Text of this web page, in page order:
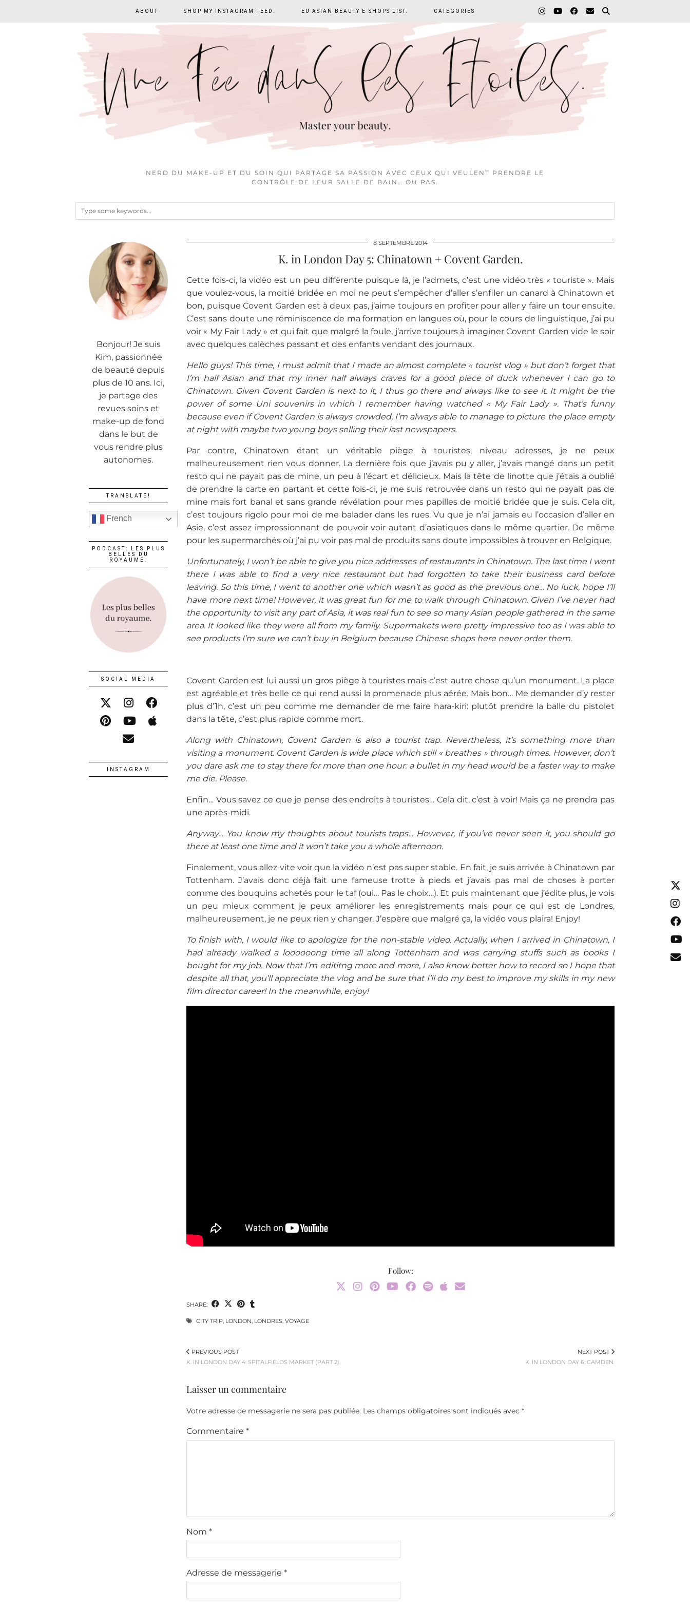
NERD DU MAKE-UP ET DU SOIN QUI PARTAGE SA PASSION AVEC CEUX QUI VEULENT PRENDRE LE
CONTRÔLE DE LEUR SALLE DE BAIN… OU PAS.
ABOUT SHOP MY INSTAGRAM FEED. EU ASIAN BEAUTY E-SHOPS LIST. CATEGORIES
8 SEPTEMBRE 2014
K. in London Day 5: Chinatown + Covent Garden.
Cette fois-ci, la vidéo est un peu différente puisque là, je l’admets, c’est une vidéo très « touriste ». Mais
que voulez-vous, la moitié bridée en moi ne peut s’empêcher d’aller s’enfiler un canard à Chinatown et
bon, puisque Covent Garden est à deux pas, j’aime toujours en profiter pour aller y faire un tour ensuite.
C’est sans doute une réminiscence de ma formation en langues où, pour le cours de linguistique, j’ai pu
voir « My Fair Lady » et qui fait que malgré la foule, j’arrive toujours à imaginer Covent Garden vide le soir
avec quelques calèches passant et des enfants vendant des journaux.
Hello guys! This time, I must admit that I made an almost complete « tourist vlog » but don’t forget that
I’m half Asian and that my inner half always craves for a good piece of duck whenever I can go to
Chinatown. Given Covent Garden is next to it, I thus go there and always like to see it. It might be the
power of some Uni souvenirs in which I remember having watched « My Fair Lady ». That’s funny
because even if Covent Garden is always crowded, I’m always able to manage to picture the place empty
at night with maybe two young boys selling their last newspapers.
Par contre, Chinatown étant un véritable piège à touristes, niveau adresses, je ne peux
malheureusement rien vous donner. La dernière fois que j’avais pu y aller, j’avais mangé dans un petit
resto qui ne payait pas de mine, un peu à l’écart et délicieux. Mais la tête de linotte que j’étais a oublié
de prendre la carte en partant et cette fois-ci, je me suis retrouvée dans un resto qui ne payait pas de
mine mais fort banal et sans grande révélation pour mes papilles de moitié bridée que je suis. Cela dit,
c’est toujours rigolo pour moi de me balader dans les rues. Vu que je n’ai jamais eu l’occasion d’aller en
Asie, c’est assez impressionnant de pouvoir voir autant d’asiatiques dans le même quartier. De même
pour les supermarchés où j’ai pu voir pas mal de produits sans doute impossibles à trouver en Belgique.
Unfortunately, I won’t be able to give you nice addresses of restaurants in Chinatown. The last time I went
there I was able to find a very nice restaurant but had forgotten to take their business card before
leaving. So this time, I went to another one which wasn’t as good as the previous one… No luck, hope I’ll
have more next time! However, it was great fun for me to walk through Chinatown. Given I’ve never had
the opportunity to visit any part of Asia, it was real fun to see so many Asian people gathered in the same
area. It looked like they were all from my family. Supermakets were pretty impressive too as I was able to
see products I’m sure we can’t buy in Belgium because Chinese shops here never order them.
Covent Garden est lui aussi un gros piège à touristes mais c’est autre chose qu’un monument. La place
est agréable et très belle ce qui rend aussi la promenade plus aérée. Mais bon… Me demander d’y rester
plus d’1h, c’est un peu comme me demander de me faire hara-kiri: plutôt prendre la balle du pistolet
dans la tête, c’est plus rapide comme mort.
Along with Chinatown, Covent Garden is also a tourist trap. Nevertheless, it’s something more than
visiting a monument. Covent Garden is wide place which still « breathes » through times. However, don’t
you dare ask me to stay there for more than one hour: a bullet in my head would be a faster way to make
me die. Please.
Enfin… Vous savez ce que je pense des endroits à touristes… Cela dit, c’est à voir! Mais ça ne prendra pas
une après-midi.
Anyway… You know my thoughts about tourists traps… However, if you’ve never seen it, you should go
there at least one time and it won’t take you a whole afternoon.
Finalement, vous allez vite voir que la vidéo n’est pas super stable. En fait, je suis arrivée à Chinatown par
Tottenham. J’avais donc déjà fait une fameuse trotte à pieds et j’avais pas mal de choses à porter
comme des bouquins achetés pour le taf (oui… Pas le choix…). Et puis maintenant que j’édite plus, je vois
un peu mieux comment je peux améliorer les enregistrements mais pour ce qui est de Londres,
malheureusement, je ne peux rien y changer. J’espère que malgré ça, la vidéo vous plaira! Enjoy!
To finish with, I would like to apologize for the non-stable video. Actually, when I arrived in Chinatown, I
had already walked a loooooong time all along Tottenham and was carrying stuffs such as books I
bought for my job. Now that I’m edititng more and more, I also know better how to record so I hope that
despite all that, you’ll appreciate the vlog and be sure that I’ll do my best to improve my skills in my new
film director career! In the meanwhile, enjoy!
Follow:
SHARE:
CITY TRIP LONDON LONDRES VOYAGE
PREVIOUS POST
K. IN LONDON DAY 4: SPITALFIELDS MARKET (PART 2).
NEXT POST
K. IN LONDON DAY 6: CAMDEN.
Laisser un commentaire
Votre adresse de messagerie ne sera pas publiée. Les champs obligatoires sont indiqués avec *
Commentaire *
Nom *
Adresse de messagerie *
Bonjour! Je suis
Kim, passionnée
de beauté depuis
plus de 10 ans. Ici,
je partage des
revues soins et
make-up de fond
dans le but de
vous rendre plus
autonomes.
TRANSLATE!
French
PODCAST: LES PLUS
BELLES DU
ROYAUME.
SOCIAL MEDIA
INSTAGRAM